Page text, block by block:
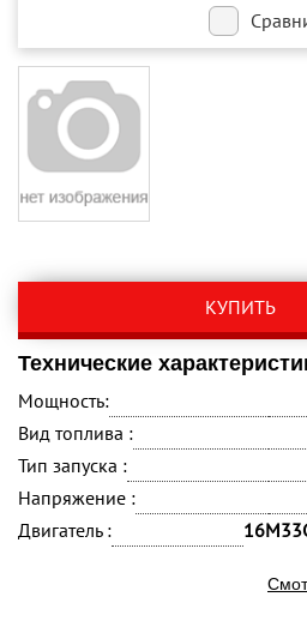
КУПИТЬ
Технические
Мощность:
Вид топлива :
Тип запуска :
Напряжение :
Двигатель :